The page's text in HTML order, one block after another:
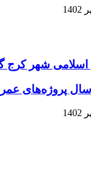
شهر کرج
پروژه‌های